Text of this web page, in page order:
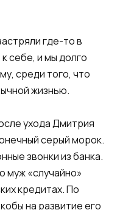
где-то в
себе, и мы долго
среди того, что
жизнью.
ухода Дмитрия
серый морок.
звонки из банка.
муж «случайно»
кредитах. По
на развитие его